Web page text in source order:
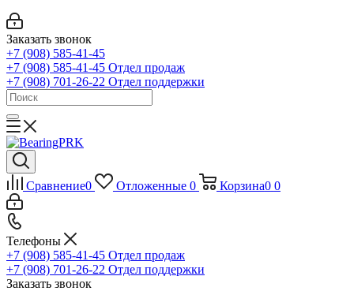
Заказать звонок
+7 (908) 585-41-45
+7 (908) 585-41-45 Отдел продаж
+7 (908) 701-26-22 Отдел поддержки
Сравнение0 Отложенные 0 Корзина0 0
Телефоны
+7 (908) 585-41-45 Отдел продаж
+7 (908) 701-26-22 Отдел поддержки
Заказать звонок